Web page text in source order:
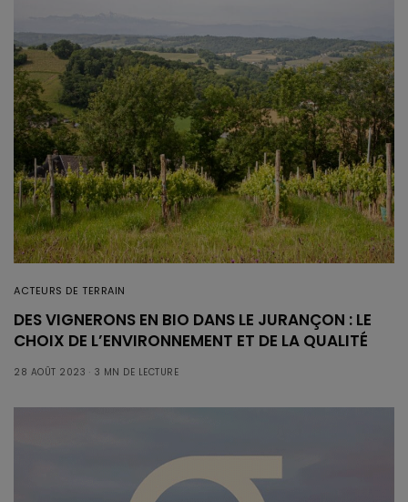
ACTEURS DE TERRAIN
DES VIGNERONS EN BIO DANS LE JURANÇON : LE
CHOIX DE L’ENVIRONNEMENT ET DE LA QUALITÉ
28 AOÛT 2023 3 MN DE LECTURE